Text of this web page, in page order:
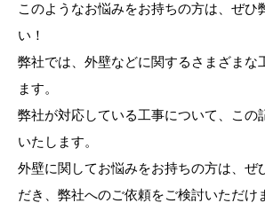
このようなお悩みをお持ちの方は、ぜひ
い！
弊社では、外壁などに関するさまざまな
ます。
弊社が対応している工事について、この
いたします。
外壁に関してお悩みをお持ちの方は、ぜ
だき、弊社へのご依頼をご検討いただけ